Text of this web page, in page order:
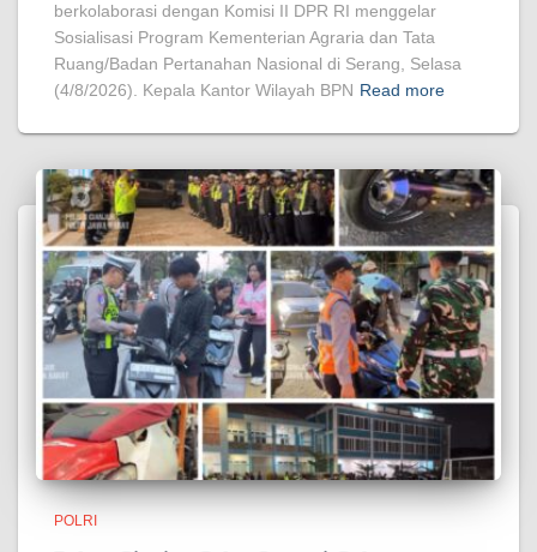
berkolaborasi dengan Komisi II DPR RI menggelar
Sosialisasi Program Kementerian Agraria dan Tata
Ruang/Badan Pertanahan Nasional di Serang, Selasa
(4/8/2026). Kepala Kantor Wilayah BPN Read more
POLRI